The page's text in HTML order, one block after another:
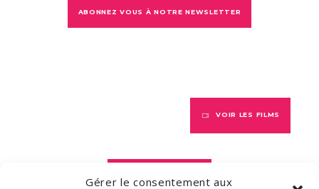
Gérer le consentement aux
ABONNEZ VOUS À NOTRE NEWSLETTER
VOIR LES FILMS